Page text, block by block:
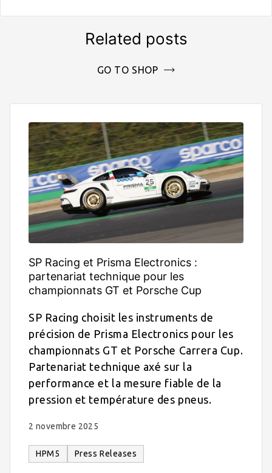
Related posts
GO TO SHOP
SP Racing et Prisma Electronics :
partenariat technique pour les
championnats GT et Porsche Cup
SP Racing choisit les instruments de
précision de Prisma Electronics pour les
championnats GT et Porsche Carrera Cup.
Partenariat technique axé sur la
performance et la mesure fiable de la
pression et température des pneus.
2 novembre 2025
HPM5 Press Releases